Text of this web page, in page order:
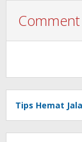
Comment
Tips Hemat